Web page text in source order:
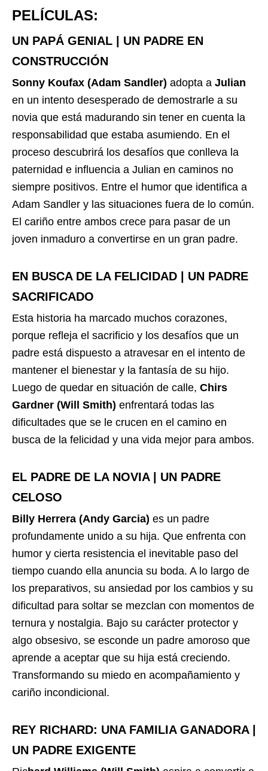
PELÍCULAS:
UN PAPÁ GENIAL | UN PADRE EN
CONSTRUCCIÓN
Sonny Koufax (Adam Sandler) adopta a Julian
en un intento desesperado de demostrarle a su
novia que está madurando sin tener en cuenta la
responsabilidad que estaba asumiendo. En el
proceso descubrirá los desafíos que conlleva la
paternidad e influencia a Julian en caminos no
siempre positivos. Entre el humor que identifica a
Adam Sandler y las situaciones fuera de lo común.
El cariño entre ambos crece para pasar de un
joven inmaduro a convertirse en un gran padre.
EN BUSCA DE LA FELICIDAD | UN PADRE
SACRIFICADO
Esta historia ha marcado muchos corazones,
porque refleja el sacrificio y los desafíos que un
padre está dispuesto a atravesar en el intento de
mantener el bienestar y la fantasía de su hijo.
Luego de quedar en situación de calle, Chirs
Gardner (Will Smith) enfrentará todas las
dificultades que se le crucen en el camino en
busca de la felicidad y una vida mejor para ambos.
EL PADRE DE LA NOVIA | UN PADRE
CELOSO
Billy Herrera (Andy Garcia) es un padre
profundamente unido a su hija. Que enfrenta con
humor y cierta resistencia el inevitable paso del
tiempo cuando ella anuncia su boda. A lo largo de
los preparativos, su ansiedad por los cambios y su
dificultad para soltar se mezclan con momentos de
ternura y nostalgia. Bajo su carácter protector y
algo obsesivo, se esconde un padre amoroso que
aprende a aceptar que su hija está creciendo.
Transformando su miedo en acompañamiento y
cariño incondicional.
REY RICHARD: UNA FAMILIA GANADORA |
UN PADRE EXIGENTE